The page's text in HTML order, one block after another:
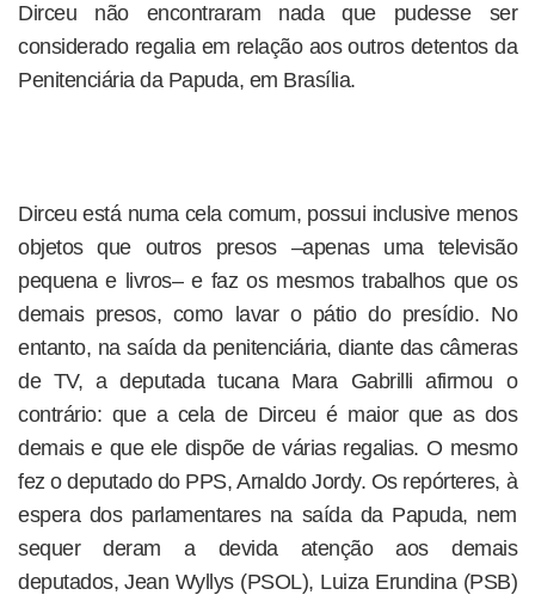
Dirceu não encontraram nada que pudesse ser
considerado regalia em relação aos outros detentos da
Penitenciária da Papuda, em Brasília.
Dirceu está numa cela comum, possui inclusive menos
objetos que outros presos –apenas uma televisão
pequena e livros– e faz os mesmos trabalhos que os
demais presos, como lavar o pátio do presídio. No
entanto, na saída da penitenciária, diante das câmeras
de TV, a deputada tucana Mara Gabrilli afirmou o
contrário: que a cela de Dirceu é maior que as dos
demais e que ele dispõe de várias regalias. O mesmo
fez o deputado do PPS, Arnaldo Jordy. Os repórteres, à
espera dos parlamentares na saída da Papuda, nem
sequer deram a devida atenção aos demais
deputados, Jean Wyllys (PSOL), Luiza Erundina (PSB)